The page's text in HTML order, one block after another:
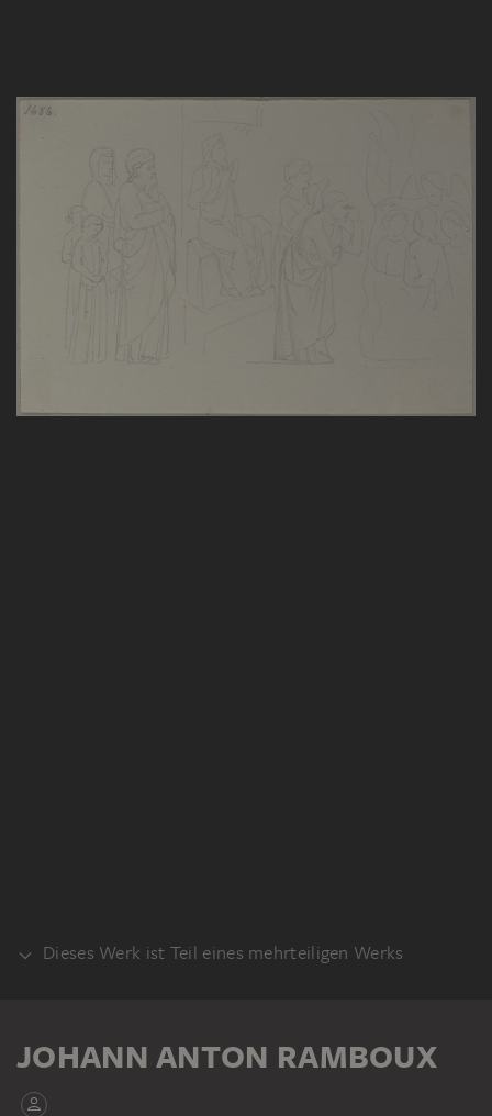
Dieses Werk ist Teil eines mehrteiligen Werks
JOHANN ANTON RAMBOUX